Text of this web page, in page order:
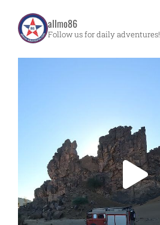
allmo86
Follow us for daily adventures!